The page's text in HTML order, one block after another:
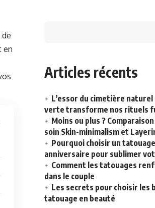
en
Articles récents
L’essor du cimetière
verte transforme nos rituels
Moins ou plus ?
soin Skin-minimalism et
Pourquoi choisir un
anniversaire pour sublimer
Comment les tatouages
dans le couple
Les secrets pour choisir les
tatouage en beauté